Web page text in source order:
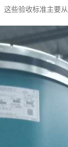
些验收标准主要从